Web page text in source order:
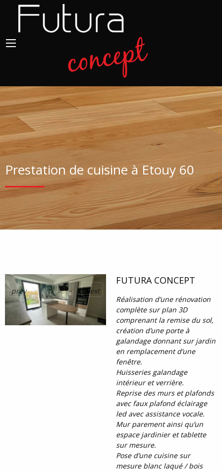
Prestation de cuisine à Etouy 60
prev next
FUTURA CONCEPT
Réalisation d’une rénovation
complète sur plan 3D
comprenant la remise du sol,
création d’une porte à
galandage donnant sur jardin
en remplacement d’une
fenêtre.
Huisseries galandage
intérieur et verrière.
Reprise des murs et plafonds
avec faux plafond éclairage
led avec assistance vocale.
Mur parement ainsi qu’un
espace jardinier et tablette
sur mesure.
Pose d’une cuisine sur
mesure blanc laqué / bois